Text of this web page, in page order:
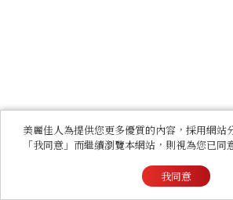
美麗佳人為提供您更多優質的內容，採用網站
「我同意」而繼續瀏覽本網站，則視為您已同
我同意